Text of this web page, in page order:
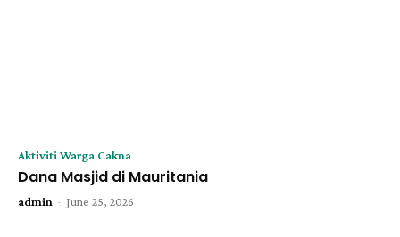
Aktiviti Warga Cakna
Dana Masjid di Mauritania
admin - June 25, 2026